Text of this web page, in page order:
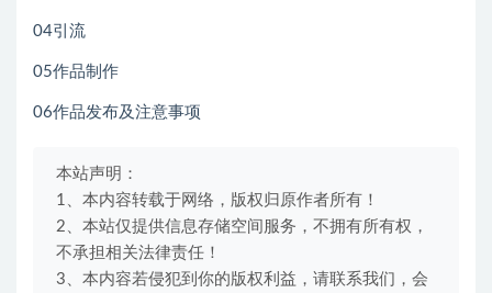
04引流
05作品制作
06作品发布及注意事项
本站声明：
1、本内容转载于网络，版权归原作者所有！
2、本站仅提供信息存储空间服务，不拥有所有权，
不承担相关法律责任！
3、本内容若侵犯到你的版权利益，请联系我们，会